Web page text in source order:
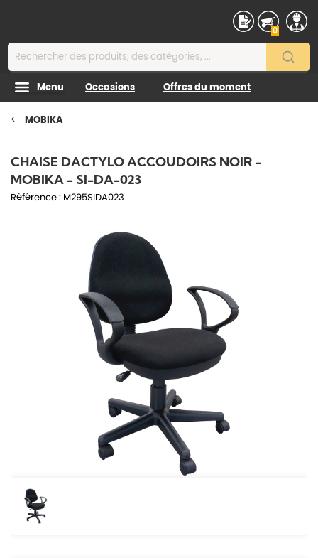
0
Menu Occasions Offres du moment
MOBIKA
CHAISE DACTYLO ACCOUDOIRS NOIR -
MOBIKA - SI-DA-023
Référence : M295SIDA023